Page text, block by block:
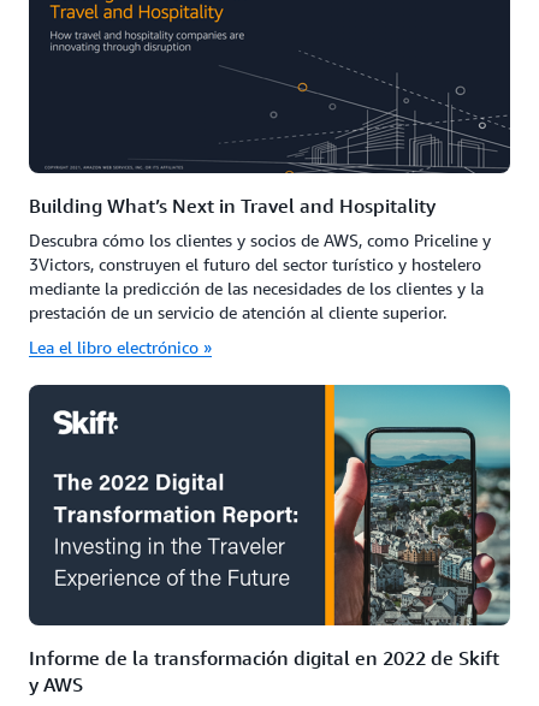
Building What’s Next in Travel and Hospitality
Descubra cómo los clientes y socios de AWS, como Priceline y
3Victors, construyen el futuro del sector turístico y hostelero
mediante la predicción de las necesidades de los clientes y la
prestación de un servicio de atención al cliente superior.
Lea el libro electrónico »
Informe de la transformación digital en 2022 de Skift
y AWS